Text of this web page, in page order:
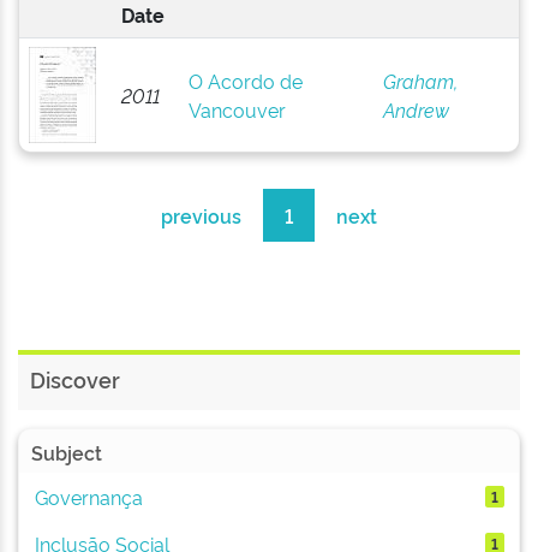
Date
2011
O Acordo de
Vancouver
Graham,
Andrew
previous 1 next
Discover
Subject
Governança
1
Inclusão Social 1